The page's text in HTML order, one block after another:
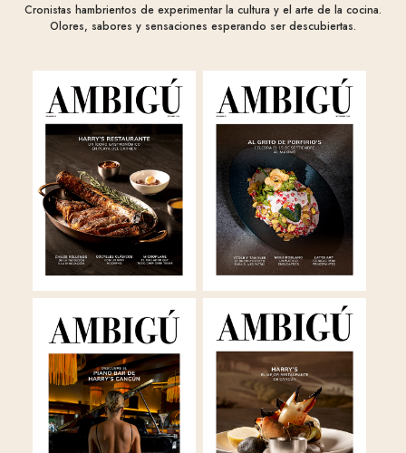
Cronistas hambrientos de experimentar la cultura y el arte de la cocina.
Olores, sabores y sensaciones esperando ser descubiertas.